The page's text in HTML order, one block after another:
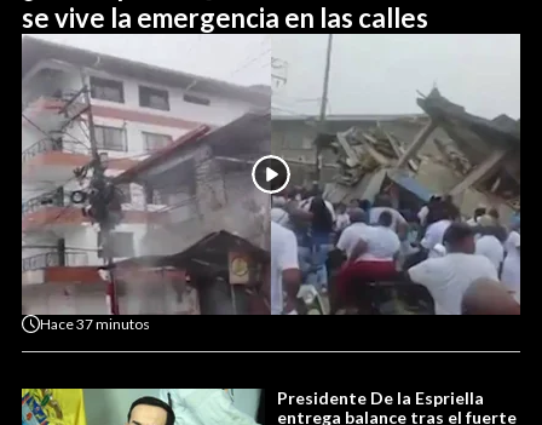
se vive la emergencia en las calles
Hace37 minutos
Presidente De la Espriella
entrega balance tras el fuerte